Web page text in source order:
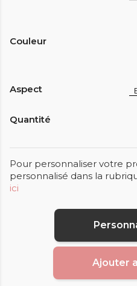
Couleur
Aspect
Quantité
Pour personnaliser votre
personnalisé dans la
ici
Ajouter